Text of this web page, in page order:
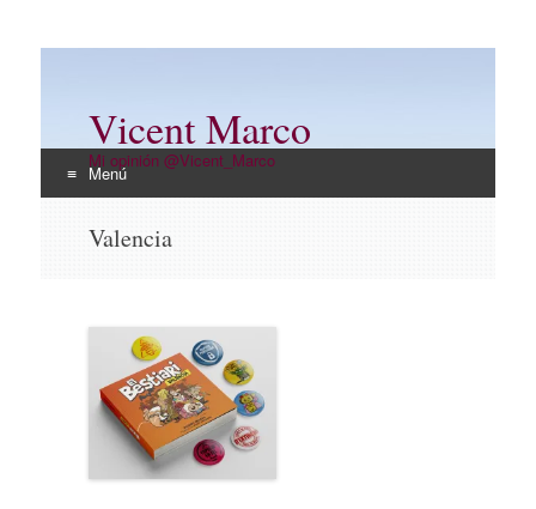
Vicent Marco
Mi opinión @Vicent_Marco
Menú
Valencia